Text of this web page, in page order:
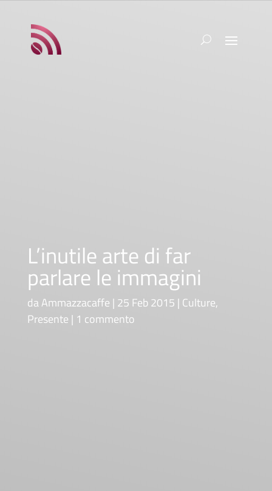
L’inutile arte di far
parlare le immagini
daAmmazzacaffe 25 Feb 2015 Culture,
Presente 1 commento